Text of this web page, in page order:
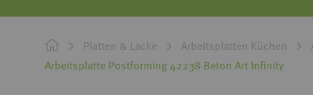
Platten & Lacke Arbeitsplatten Küchen
Arbeitsplatte Postforming 42238 Beton Art Infinity